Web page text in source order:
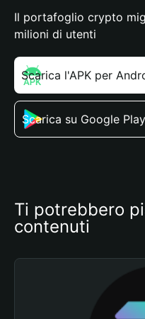
Il portafoglio crypto
milioni di utenti
Scarica l'APK per
Scarica su Google Play
Ti potrebbero
contenuti